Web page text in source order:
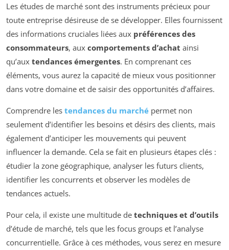
Les études de marché sont des instruments précieux pour
toute entreprise désireuse de se développer. Elles fournissent
des informations cruciales liées aux préférences des
consommateurs, aux comportements d’achat ainsi
qu’aux tendances émergentes. En comprenant ces
éléments, vous aurez la capacité de mieux vous positionner
dans votre domaine et de saisir des opportunités d’affaires.
Comprendre les tendances du marché permet non
seulement d’identifier les besoins et désirs des clients, mais
également d’anticiper les mouvements qui peuvent
influencer la demande. Cela se fait en plusieurs étapes clés :
étudier la zone géographique, analyser les futurs clients,
identifier les concurrents et observer les modèles de
tendances actuels.
Pour cela, il existe une multitude de techniques et d’outils
d’étude de marché, tels que les focus groups et l’analyse
concurrentielle. Grâce à ces méthodes, vous serez en mesure